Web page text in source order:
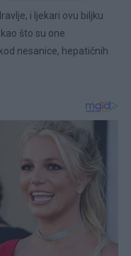
i ljekari ovu biljku
što su one
nesanice, hepatičnih